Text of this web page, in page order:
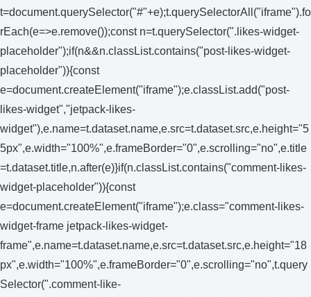
t=document.querySelector("#"+e);t.querySelectorAll("iframe").fo
rEach(e=>e.remove());const n=t.querySelector(".likes-widget-
placeholder");if(n&&n.classList.contains("post-likes-widget-
placeholder")){const
e=document.createElement("iframe");e.classList.add("post-
likes-widget","jetpack-likes-
widget"),e.name=t.dataset.name,e.src=t.dataset.src,e.height="5
5px",e.width="100%",e.frameBorder="0",e.scrolling="no",e.title
=t.dataset.title,n.after(e)}if(n.classList.contains("comment-likes-
widget-placeholder")){const
e=document.createElement("iframe");e.class="comment-likes-
widget-frame jetpack-likes-widget-
frame",e.name=t.dataset.name,e.src=t.dataset.src,e.height="18
px",e.width="100%",e.frameBorder="0",e.scrolling="no",t.query
Selector(".comment-like-